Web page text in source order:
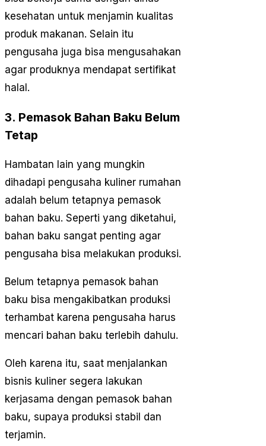
kesehatan untuk menjamin kualitas
produk makanan. Selain itu
pengusaha juga bisa mengusahakan
agar produknya mendapat sertifikat
halal.
3. Pemasok Bahan Baku Belum
Tetap
Hambatan lain yang mungkin
dihadapi pengusaha kuliner rumahan
adalah belum tetapnya pemasok
bahan baku. Seperti yang diketahui,
bahan baku sangat penting agar
pengusaha bisa melakukan produksi.
Belum tetapnya pemasok bahan
baku bisa mengakibatkan produksi
terhambat karena pengusaha harus
mencari bahan baku terlebih dahulu.
Oleh karena itu, saat menjalankan
bisnis kuliner segera lakukan
kerjasama dengan pemasok bahan
baku, supaya produksi stabil dan
terjamin.